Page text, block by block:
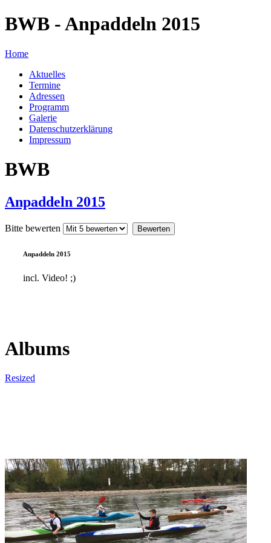
BWB - Anpaddeln 2015
Home
Aktuelles
Termine
Adressen
Programm
Galerie
Datenschutzerklärung
Impressum
BWB
Anpaddeln 2015
Bitte bewerten
Anpaddeln 2015
incl. Video! ;)
Albums
Resized